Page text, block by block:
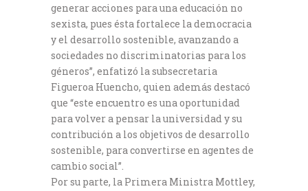
generar acciones para una educación no
sexista, pues ésta fortalece la democracia
y el desarrollo sostenible, avanzando a
sociedades no discriminatorias para los
géneros”, enfatizó la subsecretaria
Figueroa Huencho, quien además destacó
que “este encuentro es una oportunidad
para volver a pensar la universidad y su
contribución a los objetivos de desarrollo
sostenible, para convertirse en agentes de
cambio social”.
Por su parte, la Primera Ministra Mottley,